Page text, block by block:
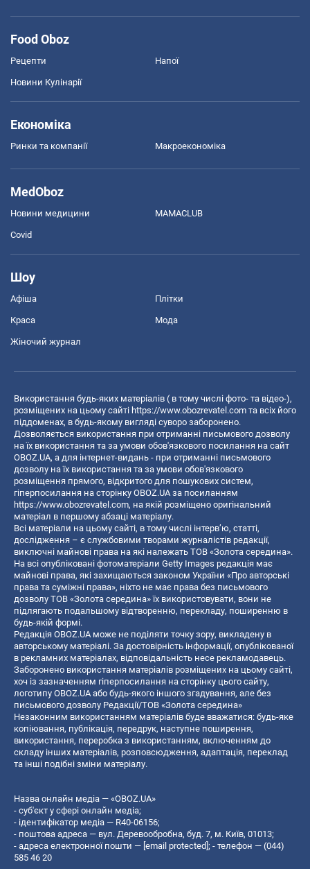
Food Oboz
Рецепти Напої
Новини Кулінарії
Економіка
Ринки та компанії Макроекономіка
MedOboz
Новини медицини MAMACLUB
Covid
Шоу
Афіша Плітки
Краса Мода
Жіночий журнал
Використання будь-яких матеріалів ( в тому числі фото- та відео-),
розміщених на цьому сайті https://www.obozrevatel.com та всіх його
піддоменах, в будь-якому вигляді суворо заборонено.
Дозволяється використання при отриманні письмового дозволу
на їх використання та за умови обов'язкового посилання на сайт
OBOZ.UA, а для інтернет-видань - при отриманні письмового
дозволу на їх використання та за умови обов'язкового
розміщення прямого, відкритого для пошукових систем,
гіперпосилання на сторінку OBOZ.UA за посиланням
https://www.obozrevatel.com, на якій розміщено оригінальний
матеріал в першому абзаці матеріалу.
Всі матеріали на цьому сайті, в тому числі інтерв’ю, статті,
дослідження – є службовими творами журналістів редакції,
виключні майнові права на які належать ТОВ «Золота середина».
На всі опубліковані фотоматеріали Getty Images редакція має
майнові права, які захищаються законом України «Про авторські
права та суміжні права», ніхто не має права без письмового
дозволу ТОВ «Золота середина» їх використовувати, вони не
підлягають подальшому відтворенню, перекладу, поширенню в
будь-якій формі.
Редакція OBOZ.UA може не поділяти точку зору, викладену в
авторському матеріалі. За достовірність інформації, опублікованої
в рекламних матеріалах, відповідальність несе рекламодавець.
Заборонено використання матеріалів розміщених на цьому сайті,
хоч із зазначенням гіперпосилання на сторінку цього сайту,
логотипу OBOZ.UA або будь-якого іншого згадування, але без
письмового дозволу Редакції/ТОВ «Золота середина»
Незаконним використанням матеріалів буде вважатися: будь-яке
копiювання, публiкацiя, передрук, наступне поширення,
використання, переробка з використанням, включенням до
складу інших матеріалів, розповсюдження, адаптація, переклад
та інші подібні зміни матеріалу.
Назва онлайн медіа — «OBOZ.UA»
- суб'єкт у сфері онлайн медіа;
- ідентифікатор медіа — R40-06156;
- поштова адреса — вул. Деревообробна, буд. 7, м. Київ, 01013;
- адреса електронної пошти — [email protected] ; - телефон — (044)
585 46 20